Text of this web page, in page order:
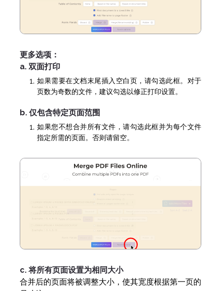
更多选项：
a. 双面打印
如果需要在文档末尾插入空白页，请勾选此框。对于
页数为奇数的文件，建议勾选以修正打印设置。
b. 仅包含特定页面范围
如果您不想合并所有文件，请勾选此框并为每个文件
指定所需的页面。否则请留空。
c. 将所有页面设置为相同大小
合并后的页面将被调整大小，使其宽度根据第一页的